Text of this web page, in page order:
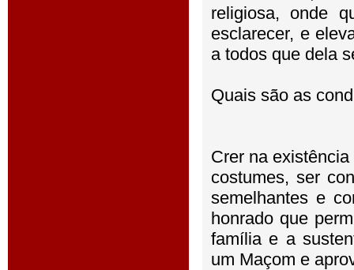
religiosa, onde
esclarecer, e
a todos que dela
Quais são as
Crer na
costumes, ser
semelhantes e
honrado que
família e a
um Maçom e